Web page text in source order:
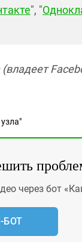
", "
через бот
БОТ